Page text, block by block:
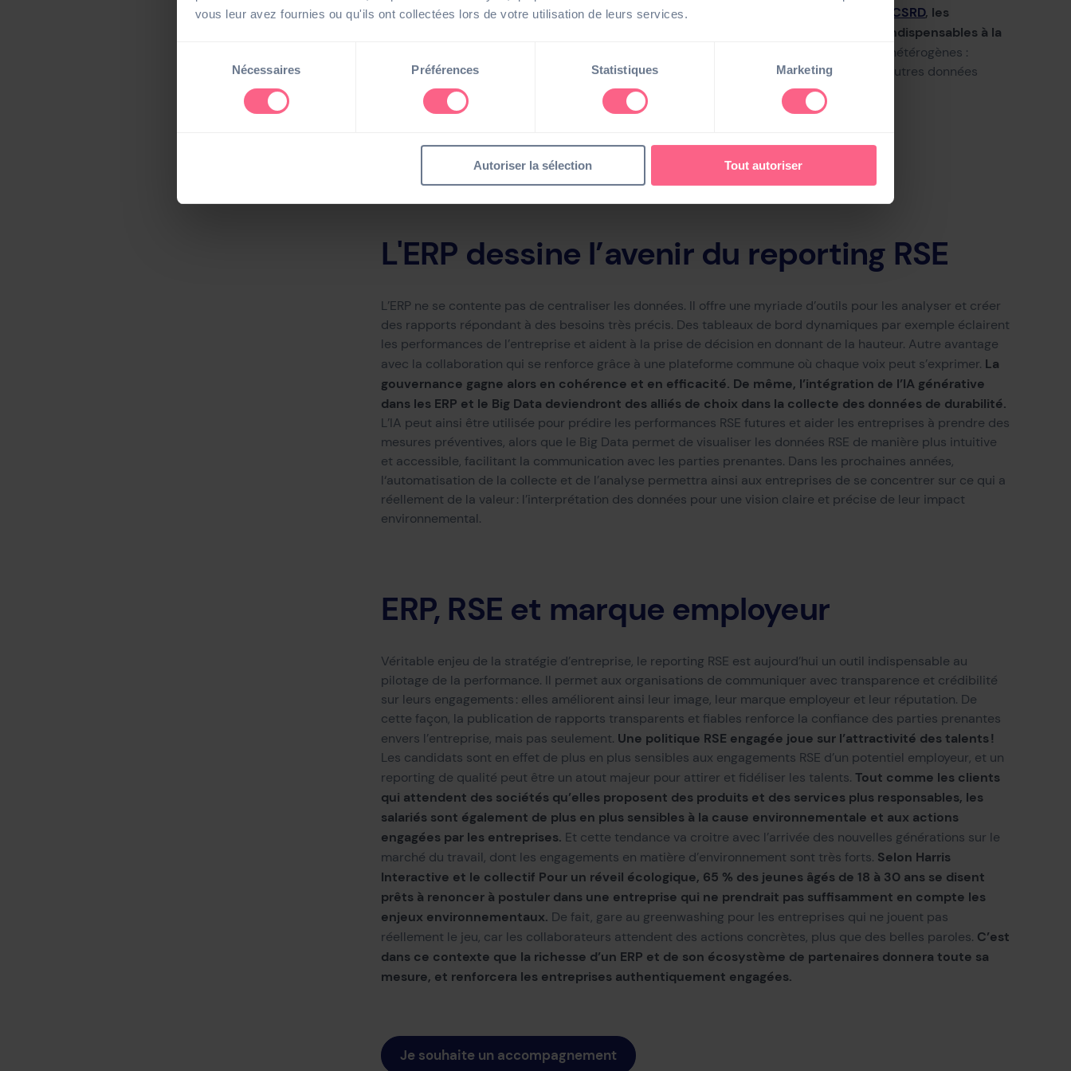
vous leur avez fournies ou qu'ils ont collectées lors de votre utilisation de leurs services.
consentement
Nécessaires Préférences Statistiques Marketing
Autoriser la sélection Tout autoriser
Avec l’intégration de ce module conforme aux enjeux de la directive européenne CSRD, les
directions financières pourront automatiser la collecte d’une partie des données indispensables à la
Ce dernier peut inclure des données multiples et hétérogènes :
achats, fret, finance, inventaire, déplacements professionnels, ressources humaines et autres données
provenant de sources externes.
Je souhaite être contacté
L'ERP dessine l’avenir du reporting RSE
L’ERP ne se contente pas de centraliser les données. Il offre une myriade d’outils pour les analyser et créer
des rapports répondant à des besoins très précis. Des tableaux de bord dynamiques par exemple éclairent
les performances de l’entreprise et aident à la prise de décision en donnant de la hauteur. Autre avantage
avec la collaboration qui se renforce grâce à une plateforme commune où chaque voix peut s’exprimer. La
gouvernance gagne alors en cohérence et en efficacité. De même, l’intégration de l’IA générative
dans les ERP et le Big Data deviendront des alliés de choix dans la collecte des données de durabilité.
L’IA peut ainsi être utilisée pour prédire les performances RSE futures et aider les entreprises à prendre des
mesures préventives, alors que le Big Data permet de visualiser les données RSE de manière plus intuitive
et accessible, facilitant la communication avec les parties prenantes. Dans les prochaines années,
l‘automatisation de la collecte et de l’analyse permettra ainsi aux entreprises de se concentrer sur ce qui a
réellement de la valeur : l’interprétation des données pour une vision claire et précise de leur impact
environnemental.
ERP, RSE et marque employeur
Véritable enjeu de la stratégie d’entreprise, le reporting RSE est aujourd’hui un outil indispensable au
pilotage de la performance. Il permet aux organisations de communiquer avec transparence et crédibilité
sur leurs engagements : elles améliorent ainsi leur image, leur marque employeur et leur réputation. De
cette façon, la publication de rapports transparents et fiables renforce la confiance des parties prenantes
envers l’entreprise, mais pas seulement. Une politique RSE engagée joue sur l’attractivité des talents!
Les candidats sont en effet de plus en plus sensibles aux engagements RSE d’un potentiel employeur, et un
reporting de qualité peut être un atout majeur pour attirer et fidéliser les talents. Tout comme les clients
qui attendent des sociétés qu’elles proposent des produits et des services plus responsables, les
salariés sont également de plus en plus sensibles à la cause environnementale et aux actions
engagées par les entreprises. Et cette tendance va croitre avec l’arrivée des nouvelles générations sur le
marché du travail, dont les engagements en matière d’environnement sont très forts. Selon Harris
Interactive et le collectif Pour un réveil écologique, 65 % des jeunes âgés de 18 à 30 ans se disent
prêts à renoncer à postuler dans une entreprise qui ne prendrait pas suffisamment en compte les
enjeux environnementaux. De fait, gare au greenwashing pour les entreprises qui ne jouent pas
réellement le jeu, car les collaborateurs attendent des actions concrètes, plus que des belles paroles. C’est
dans ce contexte que la richesse d’un ERP et de son écosystème de partenaires donnera toute sa
mesure, et renforcera les entreprises authentiquement engagées.
Je souhaite un accompagnement